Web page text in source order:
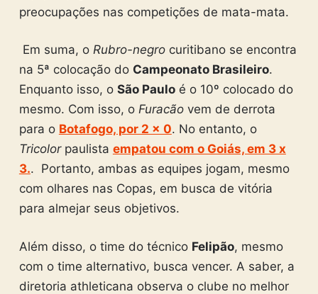
preocupações nas competições de mata-mata.
Em suma, o Rubro-negrocuritibano se encontra
na 5ª colocação do Campeonato Brasileiro.
Enquanto isso, o São Pauloé o 10º colocado do
mesmo. Com isso, o Furacãovem de derrota
para o Botafogo, por 2 x 0. No entanto, o
Tricolorpaulista empatou com o Goiás, em 3 x
3.. Portanto, ambas as equipes jogam, mesmo
com olhares nas Copas, em busca de vitória
para almejar seus objetivos.
Além disso, o time do técnico Felipão, mesmo
com o time alternativo, busca vencer. A saber, a
diretoria athleticana observa o clube no melhor